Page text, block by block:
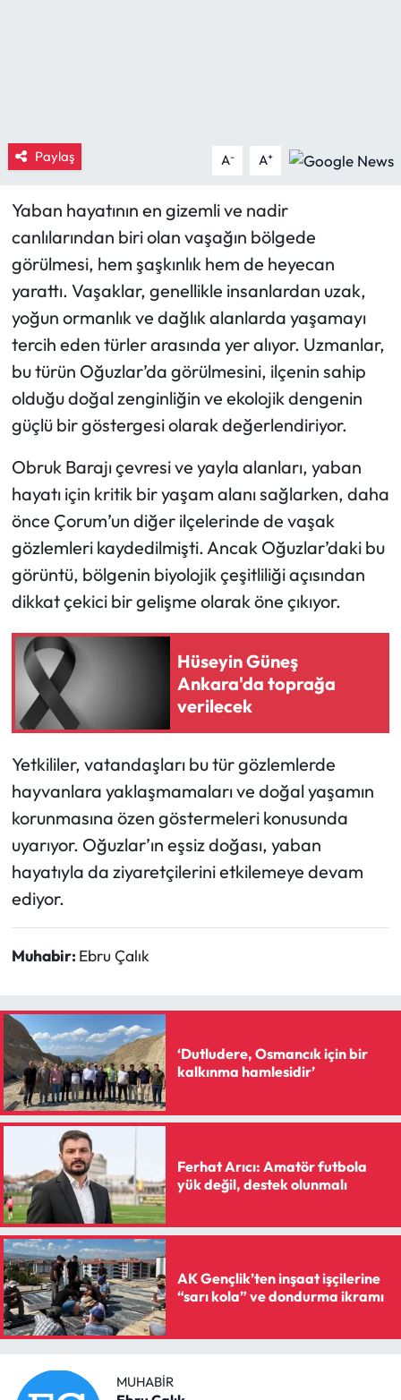
Paylaş A- A+
Yaban hayatının en gizemli ve nadir
canlılarından biri olan vaşağın bölgede
görülmesi, hem şaşkınlık hem de heyecan
yarattı. Vaşaklar, genellikle insanlardan uzak,
yoğun ormanlık ve dağlık alanlarda yaşamayı
tercih eden türler arasında yer alıyor. Uzmanlar,
bu türün Oğuzlar’da görülmesini, ilçenin sahip
olduğu doğal zenginliğin ve ekolojik dengenin
güçlü bir göstergesi olarak değerlendiriyor.
Obruk Barajı çevresi ve yayla alanları, yaban
hayatı için kritik bir yaşam alanı sağlarken, daha
önce Çorum’un diğer ilçelerinde de vaşak
gözlemleri kaydedilmişti. Ancak Oğuzlar’daki bu
görüntü, bölgenin biyolojik çeşitliliği açısından
dikkat çekici bir gelişme olarak öne çıkıyor.
Hüseyin Güneş
Ankara'da toprağa
verilecek
Yetkililer, vatandaşları bu tür gözlemlerde
hayvanlara yaklaşmamaları ve doğal yaşamın
korunmasına özen göstermeleri konusunda
uyarıyor. Oğuzlar’ın eşsiz doğası, yaban
hayatıyla da ziyaretçilerini etkilemeye devam
ediyor.
Muhabir: Ebru Çalık
‘Dutludere, Osmancık için bir
kalkınma hamlesidir’
Ferhat Arıcı: Amatör futbola
yük değil, destek olunmalı
AK Gençlik’ten inşaat işçilerine
“sarı kola” ve dondurma ikramı
MUHABIR
Laçin Haberleri
Mecitözü Haberleri
Oğuzlar Haberleri
Ortaköy Haberleri
Osmancık Haberleri
Otomotiv
Resmi İlan
Resmi Reklam
Sağlık
Siyaset
Spor
Sungurlu Haberleri
Uğurludağ Haberleri
Yayla Haber
Yemek Tarifleri
Yerel Haberler